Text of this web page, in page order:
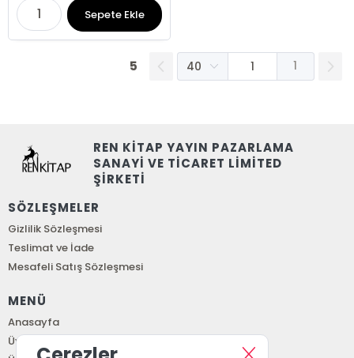
Sepete Ekle
5 1
REN KİTAP YAYIN PAZARLAMA
SANAYİ VE TİCARET LİMİTED
ŞİRKETİ
SÖZLEŞMELER
Gizlilik Sözleşmesi
Teslimat ve İade
Mesafeli Satış Sözleşmesi
MENÜ
Anasayfa
Üye Girişi